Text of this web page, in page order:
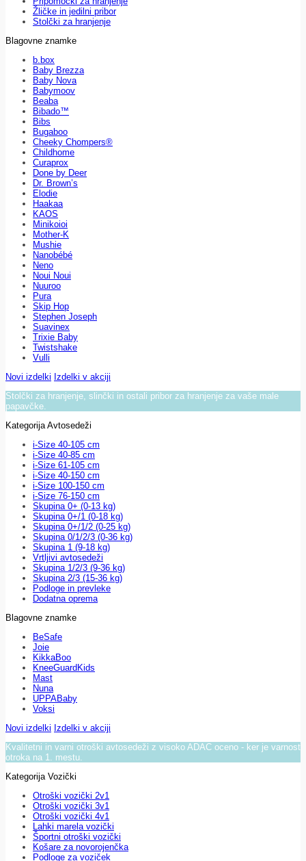
Žličke in jedilni pribor
Stolčki za hranjenje
Blagovne znamke
b.box
Baby Brezza
Baby Nova
Babymoov
Beaba
Bibado™
Bibs
Bugaboo
Cheeky Chompers®
Childhome
Curaprox
Done by Deer
Dr. Brown’s
Elodie
Haakaa
KAOS
Minikoioi
Mother-K
Mushie
Nanobébé
Neno
Noui Noui
Nuuroo
Pura
Skip Hop
Stephen Joseph
Suavinex
Trixie Baby
Twistshake
Vulli
Novi izdelki Izdelki v akciji
Stolčki za hranjenje, slinčki in ostali pribor za hranjenje za vaše male
papavčke.
Kategorija Avtosedeži
i-Size 40-105 cm
i-Size 40-85 cm
i-Size 61-105 cm
i-Size 40-150 cm
i-Size 100-150 cm
i-Size 76-150 cm
Skupina 0+ (0-13 kg)
Skupina 0+/1 (0-18 kg)
Skupina 0+/1/2 (0-25 kg)
Skupina 0/1/2/3 (0-36 kg)
Skupina 1 (9-18 kg)
Vrtljivi avtosedeži
Skupina 1/2/3 (9-36 kg)
Skupina 2/3 (15-36 kg)
Podloge in prevleke
Dodatna oprema
Blagovne znamke
BeSafe
Joie
KikkaBoo
KneeGuardKids
Mast
Nuna
UPPABaby
Voksi
Novi izdelki Izdelki v akciji
Kvalitetni in varni otroški avtosedeži z visoko ADAC oceno - ker je varnost
otroka na 1. mestu.
Kategorija Vozički
Otroški vozički 2v1
Otroški vozički 3v1
Otroški vozički 4v1
Lahki marela vozički
Športni otroški vozički
Košare za novorojenčka
Podloge za voziček